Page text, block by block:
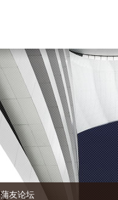
蒲友论坛